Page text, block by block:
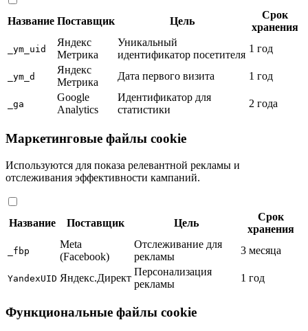
Название Поставщик Цель
Срок
хранения
_ym_uid
Яндекс
Метрика
Уникальный
идентификатор посетителя
1 год
_ym_d
Яндекс
Метрика
Дата первого визита 1 год
_ga
Google
Analytics
Идентификатор для
статистики
2 года
Маркетинговые файлы cookie
Используются для показа релевантной рекламы и
отслеживания эффективности кампаний.
Название Поставщик Цель
Срок
хранения
_fbp
Meta
(Facebook)
Отслеживание для
рекламы
3 месяца
YandexUID Яндекс.Директ
Персонализация
рекламы
1 год
Функциональные файлы cookie